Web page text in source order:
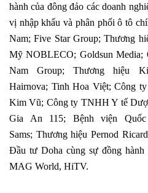
hành của đông đảo các doanh
vị nhập khẩu và phân phối ô tô
Nam; Five Star Group; Thương
Mỹ NOBLECO; Goldsun Media;
Nam Group; Thương hiệu
Hairnova; Tinh Hoa Việt; Công
Kim Vũ; Công ty TNHH Y tế
Gia An 115; Bệnh viện
Sams; Thương hiệu Pernod
Đầu tư Doha cùng sự đồng hành
MAG World, HiTV.